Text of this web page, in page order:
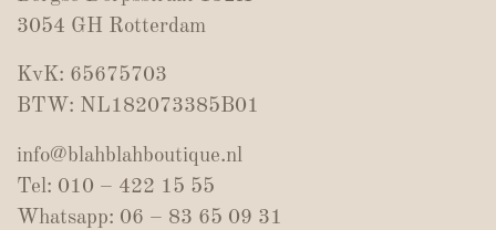
3054 GH Rotterdam
KvK: 65675703
BTW: NL182073385B01
info@blahblahboutique.nl
Tel: 010 – 422 15 55
Whatsapp: 06 – 83 65 09 31